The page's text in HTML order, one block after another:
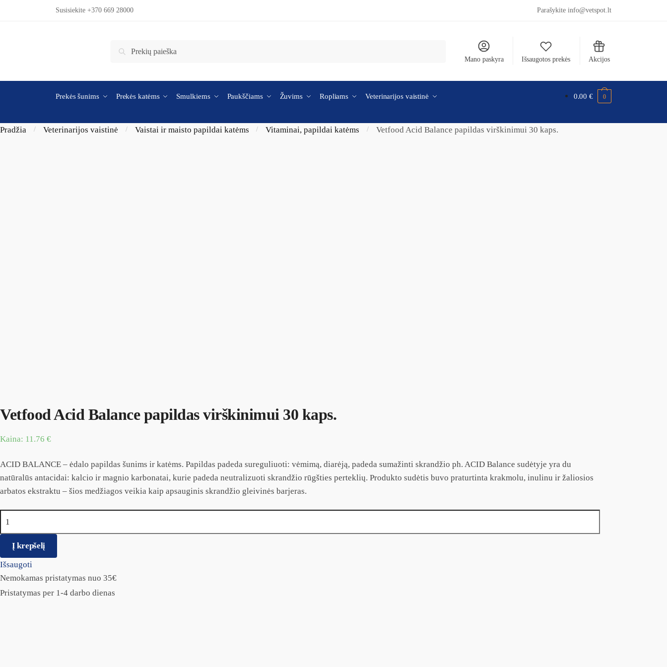
Skip to navigationSusisiekite +370 669 28000 Parašykite info@vetspot.lt
Ieškoti:
Ieškoti
Mano paskyra Išsaugotos prekės Akcijos
Prekės šunims Prekės katėms Smulkiems Paukščiams Žuvims Ropliams Veterinarijos vaistinė 0.00€ 0
Pradžia / Veterinarijos vaistinė / Vaistai ir maisto papildai katėms / Vitaminai, papildai katėms / Vetfood Acid Balance papildas virškinimui 30 kaps.
Vetfood Acid Balance papildas virškinimui 30 kaps.
Kaina: 11.76 €
ACID BALANCE – ėdalo papildas šunims ir katėms. Papildas padeda sureguliuoti: vėmimą, diarėją, padeda sumažinti skrandžio ph. ACID Balance sudėtyje yra du
natūralūs antacidai: kalcio ir magnio karbonatai, kurie padeda neutralizuoti skrandžio rūgšties perteklių. Produkto sudėtis buvo praturtinta krakmolu, inulinu ir žaliosios
arbatos ekstraktu – šios medžiagos veikia kaip apsauginis skrandžio gleivinės barjeras.
Į krepšelį
Išsaugoti
Nemokamas pristatymas nuo 35€
Pristatymas per 1-4 darbo dienas